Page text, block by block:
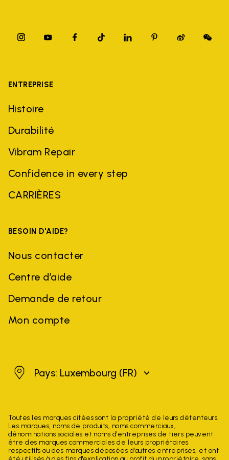
ENTREPRISE
Histoire
Durabilité
Vibram Repair
Confidence in every step
CARRIÈRES
BESOIN D'AIDE?
Nous contacter
Centre d’aide
Demande de retour
Mon compte
Luxembourg
Pays: Luxembourg (FR)
Toutes les marques citées sont la propriété de leurs détenteurs.
Les marques, noms de produits, noms commerciaux,
dénominations sociales et noms d'entreprises de tiers peuvent
être des marques commerciales de leurs propriétaires
respectifs ou des marques déposées d'autres entreprises, et ont